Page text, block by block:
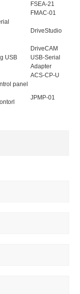
FSEA-21
FMAC-01
DriveStudio
DriveCAM
USB
USB-Serial
Adapter
ACS-CP-U
panel
JPMP-01